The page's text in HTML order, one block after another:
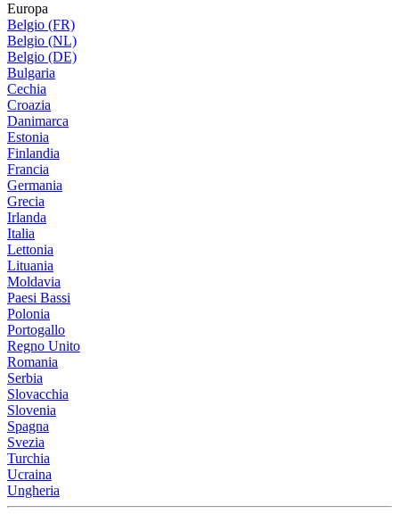
Europa
Belgio (FR)
Belgio (NL)
Belgio (DE)
Bulgaria
Cechia
Croazia
Danimarca
Estonia
Finlandia
Francia
Germania
Grecia
Irlanda
Italia
Lettonia
Lituania
Moldavia
Paesi Bassi
Polonia
Portogallo
Regno Unito
Romania
Serbia
Slovacchia
Slovenia
Spagna
Svezia
Turchia
Ucraina
Ungheria